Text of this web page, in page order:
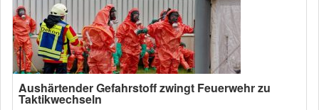
Aushärtender Gefahrstoff zwingt Feuerwehr zu
Taktikwechseln